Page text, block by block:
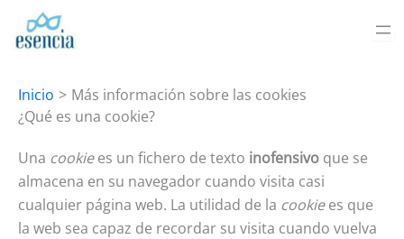
Inicio
Más información sobre las cookies
¿Qué es una cookie?
Una cookiees un fichero de texto inofensivo que se
almacena en su navegador cuando visita casi
cualquier página web. La utilidad de la cookiees que
la web sea capaz de recordar su visita cuando vuelva